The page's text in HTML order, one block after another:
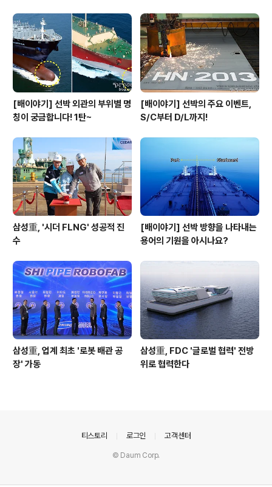
[배이야기] 선박 외관의 부위별 명
칭이 궁금합니다! 1탄~
[배이야기] 선박의 주요 이벤트,
S/C부터 D/L까지!
삼성重, '시더 FLNG' 성공적 진
수
[배이야기] 선박 방향을 나타내는
용어의 기원을 아시나요?
삼성重, 업계 최초 '로봇 배관 공
장' 가동
삼성重, FDC '글로벌 협력' 전방
위로 협력한다
티스토리 로그인 고객센터
© Daum Corp.